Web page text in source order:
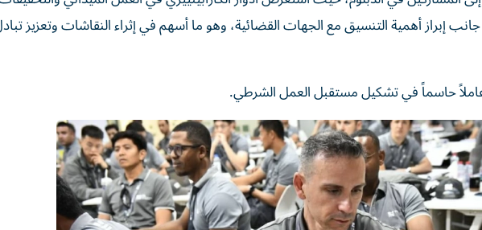
جانب إبراز أهمية التنسيق مع الجهات القضائية، وهو ما أسهم في إثراء النقاشات وتعزيز
حاسماً في تشكيل مستقبل العمل الشرطي.